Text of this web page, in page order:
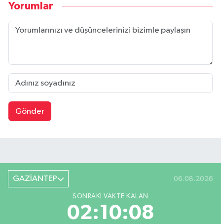
Yorumlar
Gönder
GAZİANTEP 06.08.2026
SONRAKI VAKTE KALAN
02:10:07